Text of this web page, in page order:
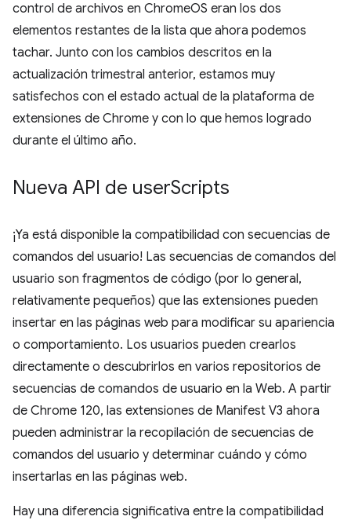
control de archivos en ChromeOS eran los dos
elementos restantes de la lista que ahora podemos
tachar. Junto con los cambios descritos en la
actualización trimestral anterior, estamos muy
satisfechos con el estado actual de la plataforma de
extensiones de Chrome y con lo que hemos logrado
durante el último año.
Nueva API de userScripts
¡Ya está disponible la compatibilidad con secuencias de
comandos del usuario! Las secuencias de comandos del
usuario son fragmentos de código (por lo general,
relativamente pequeños) que las extensiones pueden
insertar en las páginas web para modificar su apariencia
o comportamiento. Los usuarios pueden crearlos
directamente o descubrirlos en varios repositorios de
secuencias de comandos de usuario en la Web. A partir
de Chrome 120, las extensiones de Manifest V3 ahora
pueden administrar la recopilación de secuencias de
comandos del usuario y determinar cuándo y cómo
insertarlas en las páginas web.
Hay una diferencia significativa entre la compatibilidad